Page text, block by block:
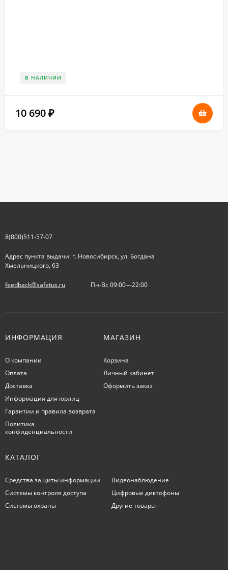
В НАЛИЧИИ
10 690 ₽
8(800)511-57-07
Адрес пункта выдачи: г. Новосибирск, ул. Богдана
Хмельницкого, 63
feedback@safetus.ru Пн-Вс 09:00—22:00
ИНФОРМАЦИЯ
О компании
Оплата
Доставка
Информация для юрлиц
Гарантии и правила возврата
Политика
конфиденциальности
МАГАЗИН
Корзина
Личный кабинет
Оформить заказ
КАТАЛОГ
Средства защиты информации
Системы контроля доступа
Системы охраны
Видеонаблюдение
Цифровые диктофоны
Другие товары